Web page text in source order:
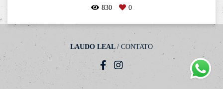
830 0
LAUDO LEAL / CONTATO